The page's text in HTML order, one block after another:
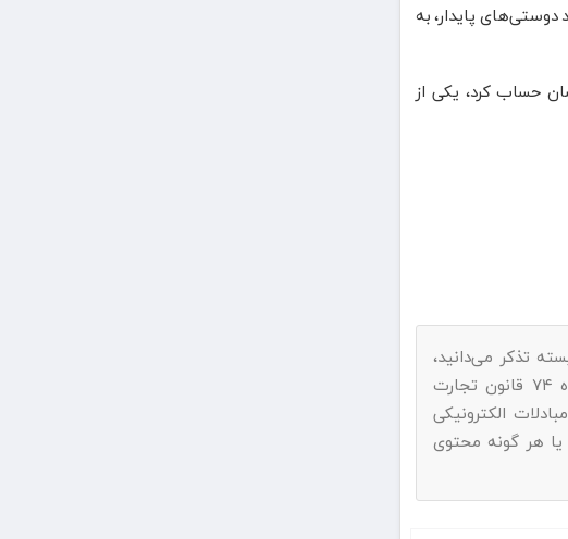
دوستی‌های پایدار، به
حساب کرد، یکی از
تذکر می‌دانید،
پیامک بفرمایید.با استناد به ماده ۷۴ قانون تجارت
الکترونیکی
هر گونه محتوی